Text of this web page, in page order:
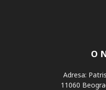
O
Adresa:
11060